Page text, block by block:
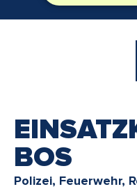
BOS
Polizei, Feuerwehr,